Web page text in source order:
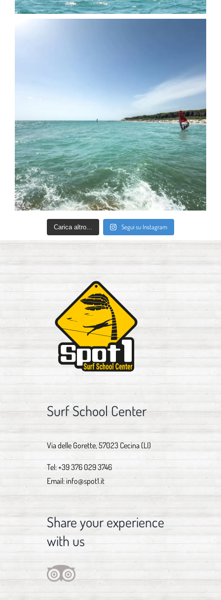
Carica altro... Segui su Instagram
Surf School Center
Via delle Gorette, 57023 Cecina (LI)
Tel:+39 376 029 3746
Email: info@spot1.it
Share your experience
with us